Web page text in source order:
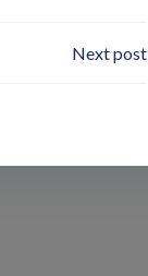
Next post